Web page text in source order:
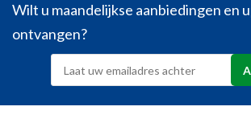
Wilt u maandelijkse aanbiedingen en
ontvangen?